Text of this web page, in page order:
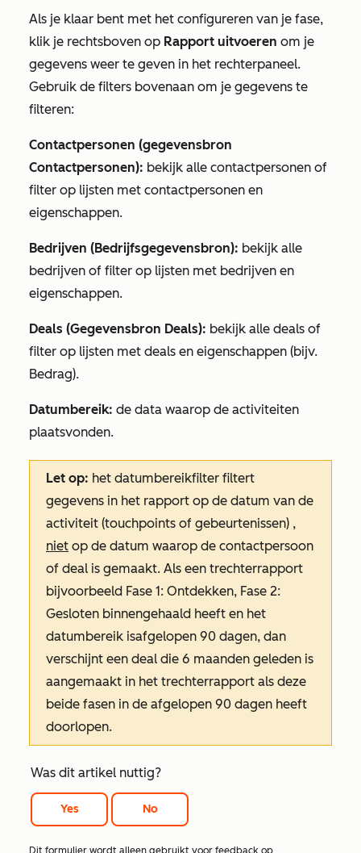
Als je klaar bent met het configureren van je fase,
klik je rechtsboven op Rapport uitvoeren om je
gegevens weer te geven in het rechterpaneel.
Gebruik de filters bovenaan om je gegevens te
filteren:
Contactpersonen (gegevensbron
Contactpersonen): bekijk alle contactpersonen of
filter op lijsten met contactpersonen en
eigenschappen.
Bedrijven (Bedrijfsgegevensbron): bekijk alle
bedrijven of filter op lijsten met bedrijven en
eigenschappen.
Deals (Gegevensbron Deals): bekijk alle deals of
filter op lijsten met deals en eigenschappen (bijv.
Bedrag).
Datumbereik: de data waarop de activiteiten
plaatsvonden.
Let op: het datumbereikfilter filtert
gegevens in het rapport op de datum van de
activiteit (touchpoints of gebeurtenissen) ,
niet op de datum waarop de contactpersoon
of deal is gemaakt. Als een trechterrapport
bijvoorbeeld Fase 1: Ontdekken, Fase 2:
Gesloten binnengehaald heeft en het
datumbereik isafgelopen 90 dagen, dan
verschijnt een deal die 6 maanden geleden is
aangemaakt in het trechterrapport als deze
beide fasen in de afgelopen 90 dagen heeft
doorlopen.
Was dit artikel nuttig?
Yes No
Dit formulier wordt alleen gebruikt voor feedback op